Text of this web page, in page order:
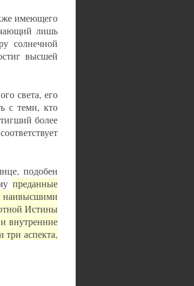
имеющего
лишь
солнечной
высшей
света, его
с теми, кто
более
подобен
преданные
Истины
внутренние
аспекта,